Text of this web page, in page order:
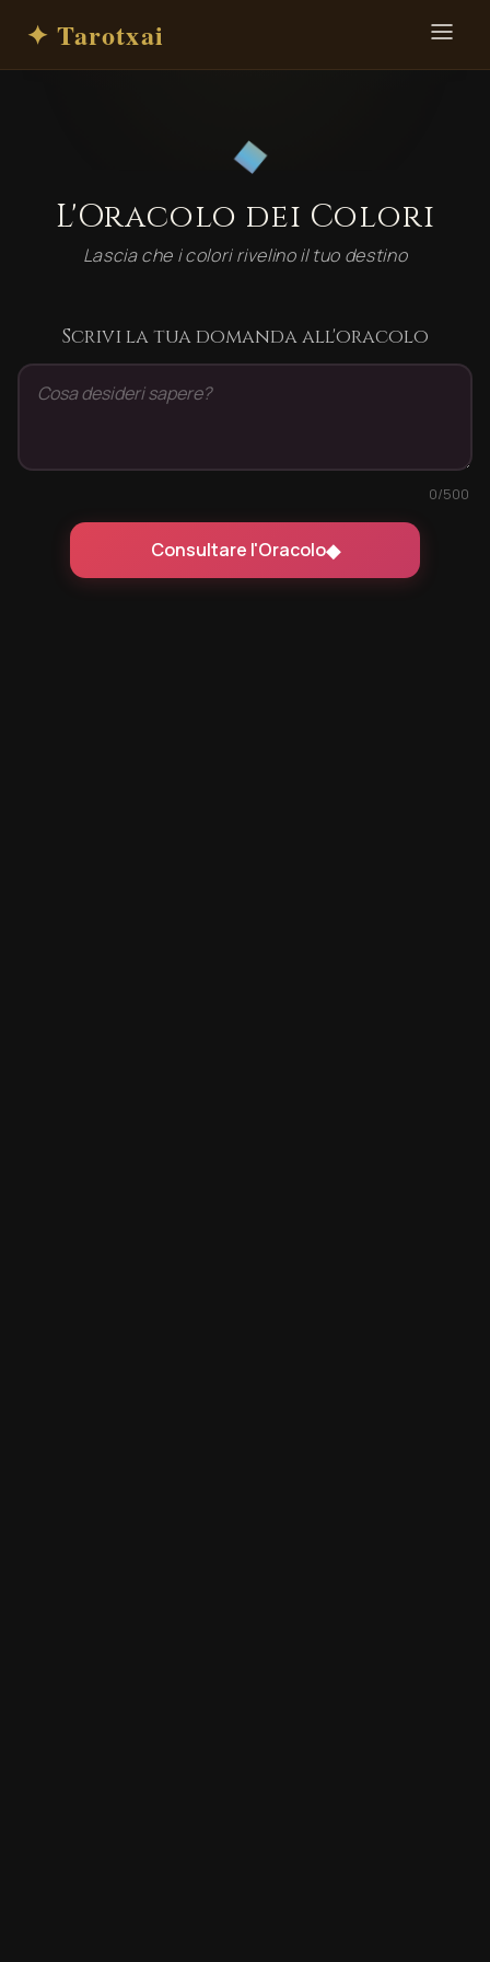
✦ Tarotxai
◆
L'Oracolo dei Colori
Lascia che i colori rivelino il tuo destino
Scrivi la tua domanda all'oracolo
0/500
Consultare l'Oracolo◆